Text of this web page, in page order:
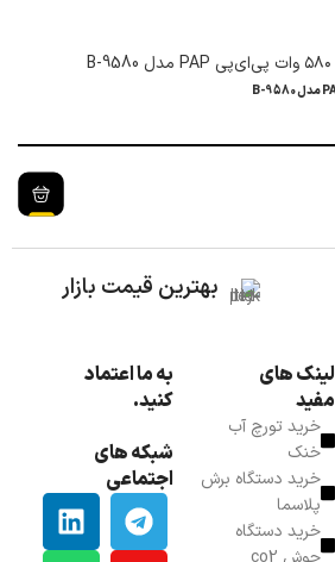
بهترین قیمت بازار
لینک های
مفید
خرید تورچ آب
خنک
خرید دستگاه برش
پلاسما
خرید دستگاه
به ما اعتماد
کنید.
شبکه های
اجتماعی